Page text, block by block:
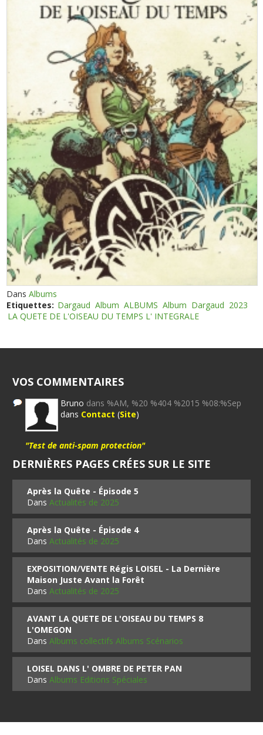
DansAlbums
Etiquettes: Dargaud Album ALBUMS Album Dargaud 2023
LA QUETE DE L'OISEAU DU TEMPS L' INTEGRALE
VOS COMMENTAIRES
Bruno dans %AM, %20 %404 %2015 %08:%Sep
dans Contact (Site)
"Test de anti-spam protection"
DERNIÈRES PAGES CRÉES SUR LE SITE
Après la Quête - Épisode 5
DansActualités de 2025
Après la Quête - Épisode 4
DansActualités de 2025
EXPOSITION/VENTE Régis LOISEL - La Dernière
Maison Juste Avant la Forêt
DansActualités de 2025
AVANT LA QUETE DE L'OISEAU DU TEMPS 8
L'OMEGON
DansAlbums collectifs Albums Scénarios
LOISEL DANS L' OMBRE DE PETER PAN
DansAlbums Editions Spéciales